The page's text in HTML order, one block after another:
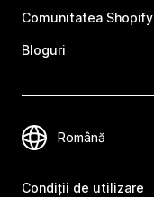
Comunitatea Shopify
Bloguri
Condiții de utilizare